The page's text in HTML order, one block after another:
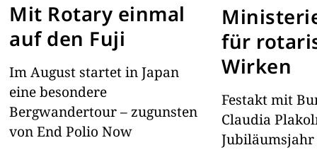
Mit Rotary einmal
auf den Fuji
Im August startet in Japan
eine besondere
Bergwandertour – zugunsten
von End Polio Now
für
Wirken
Festakt mit
Claudia
Jubiläumsjahr